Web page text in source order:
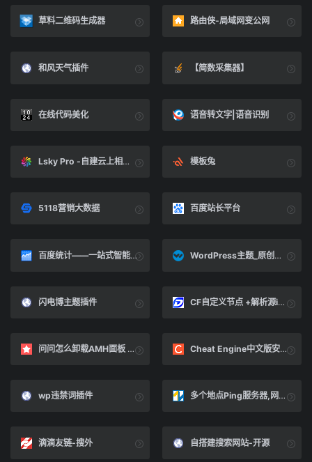
草料二维码生成器 路由侠-局域网变公网
和风天气插件 【简数采集器】
在线代码美化 语音转文字|语音识别
Lsky Pro -自建云上相册。 模板兔
5118营销大数据 百度站长平台
百度统计——一站式智能数据分析与应用平台 WordPress主题_原创WordPress模板_WPCOM
闪电博主题插件 CF自定义节点 +解析源ip操作说明 - 东风营销
问问怎么卸载AMH面板 - AMH云主机面板 - AMH开源社区 - amh.sh Cheat Engine中文版安装（详细版）_余识-的博客-CSDN博客
wp违禁词插件 多个地点Ping服务器,网站测速 - 站长工具
滴滴友链-搜外 自搭建搜索网站-开源